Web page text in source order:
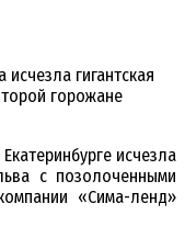
гигантская
горожане
исчезла
с позолоченными
«Сима-ленд»